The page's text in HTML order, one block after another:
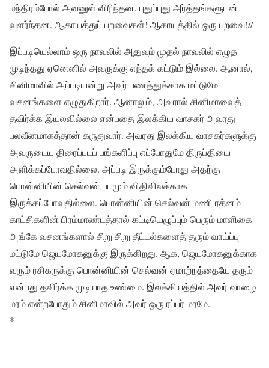
மந்திரம்போல் அவனுள் விரிந்தன. புதுப்புது அர்த்தங்களுடன்
வளர்ந்தன. ஆகாயத்துப் பறவைகள்! ஆகாயத்தில் ஒரு பறவை!//
இப்படியெல்லாம் ஒரு நாவலில் அதுவும் முதல் நாவலில் எழுத
முடிந்தது ஏனெனில் அவருக்கு எந்தக் கட்டும் இல்லை. ஆனால்,
சினிமாவில் அப்படியன்று அவர் பணத்துக்காக மட்டுமே
வசனங்களை எழுதுகிறார். ஆனாலும், அவரால் சினிமாவைத்
தவிர்க்க இயலவில்லை என்பதை இலக்கிய வாசகர் அவரது
பலவீனமாகத்தான் கருதுவார். அவரது இலக்கிய வாசகர்களுக்கு
அவருடைய திரைப்படப் பங்களிப்பு எப்போதுமே திருப்தியை
அளிக்கப்போவதில்லை. அப்படி இருக்கும்போது அதற்கு
பொன்னியின் செல்வன் படமும் விதிவிலக்காக
இருக்கப்போவதில்லை. பொன்னியின் செல்வன் மணி ரத்னம்
காட்சிகளின் பிரம்மாண்டத்தால் கட்டியெழுப்பும் பெரும் மாளிகை
அங்கே வசனங்களால் சிறு சிறு தீட்டல்களைத் தரும் வாய்ப்பு
மட்டுமே ஜெயமோகனுக்கு இருக்கிறது. ஆக, ஜெயமோகனுக்காக
வரும் ரசிகருக்கு பொன்னியின் செல்வன் ஏமாற்றத்தையே தரும்
என்பது தவிர்க்க முடியாத உண்மை. இலக்கியத்தில் அவர் வாழை
மரம் என்றபோதும் சினிமாவில் அவர் ஒரு ரப்பர் மரமே.
*